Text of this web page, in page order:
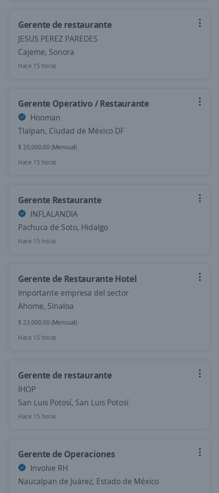
Gerente de restaurante
JESUS PEREZ PAREDES
Cajeme, Sonora
Hace 15 horas
Gerente Operativo / Restaurante
Hooman
Tlalpan, Ciudad de México DF
$ 20,000.00 (Mensual)
Hace 15 horas
Gerente Restaurante
INFLALANDIA
Pachuca de Soto, Hidalgo
Hace 15 horas
Gerente de Restaurante Hotel
Importante empresa del sector
Ahome, Sinaloa
$ 23,000.00 (Mensual)
Hace 15 horas
Gerente de restaurante
IHOP
San Luis Potosí, San Luis Potosí
Hace 15 horas
Gerente de Operaciones
Involve RH
Naucalpan de Juárez, Estado de México